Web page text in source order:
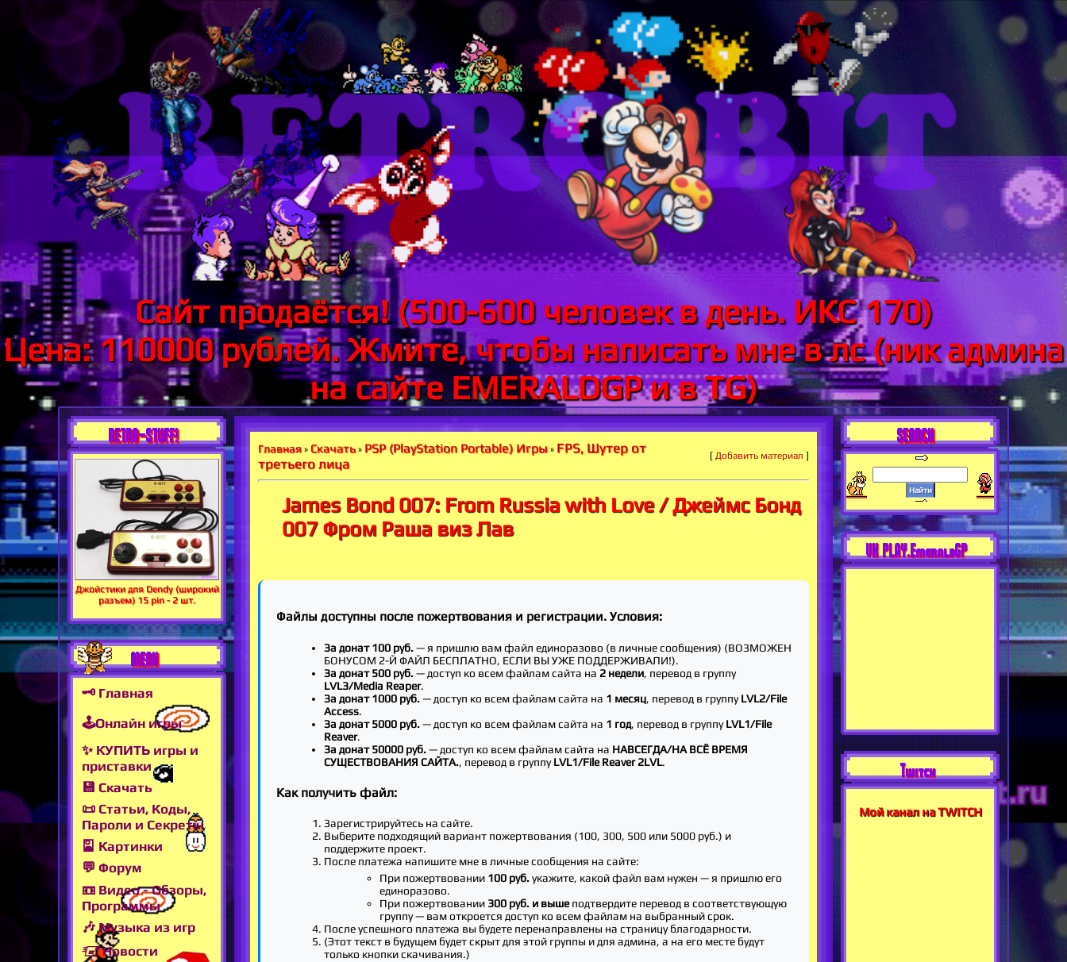
Сайт продаётся! (500-600 человек в день. ИКС 170)
Цена: 110000 рублей. Жмите, чтобы написать мне в лс (ник админа
на сайте EMERALDGP и в TG)
RETRO-STUFF!
Джойстики для Dendy (широкий
разъем) 15 pin - 2 шт.
MENU
🗝 Главная
🕹Онлайн игры
✨ КУПИТЬ игры и
приставки
💾 Скачать
📜 Статьи, Коды,
Пароли и Секреты
🎴 Картинки
💬 Форум
📼 Видео - Обзоры,
Программы
🎶 Музыка из игр
🖅 Новости
Главная » Скачать» PSP (PlayStation Portable) Игры » FPS, Шутер от
третьего лица
[ Добавить материал ]
James Bond 007: From Russia with Love / Джеймс Бонд
007 Фром Раша виз Лав
Файлы доступны после пожертвования и регистрации. Условия:
За донат 100 руб.— я пришлю вам файл единоразово (в личные сообщения) (ВОЗМОЖЕН
БОНУСОМ 2-Й ФАЙЛ БЕСПЛАТНО, ЕСЛИ ВЫ УЖЕ ПОДДЕРЖИВАЛИ!).
За донат 500 руб.— доступ ко всем файлам сайта на 2 недели, перевод в группу
LVL3/Media Reaper.
За донат 1000 руб.— доступ ко всем файлам сайта на 1 месяц, перевод в группуLVL2/File
Access.
За донат 5000 руб.— доступ ко всем файлам сайта на 1 год, перевод в группуLVL1/File
Reaver.
За донат 50000 руб.— доступ ко всем файлам сайта на НАВСЕГДА/НА ВСЁ ВРЕМЯ
СУЩЕСТВОВАНИЯ САЙТА., перевод в группуLVL1/File Reaver 2LVL.
Как получить файл:
Зарегистрируйтесь на сайте.
Выберите подходящий вариант пожертвования (100, 300, 500 или 5000 руб.) и
поддержите проект.
После платежа напишите мне в личные сообщения на сайте:
При пожертвовании 100 руб.укажите, какой файл вам нужен — я пришлю его
единоразово.
При пожертвовании 300 руб. и вышеподтвердите перевод в соответствующую
группу — вам откроется доступ ко всем файлам на выбранный срок.
После успешного платежа вы будете перенаправлены на страницу благодарности.
(Этот текст в будущем будет скрыт для этой группы и для админа, а на его месте будут
только кнопки скачивания.)
SEARCH
VK PLAY.EmeraldGP
Twitch
Мой канал на TWITCH